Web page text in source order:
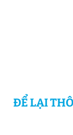
ĐỂ LẠI